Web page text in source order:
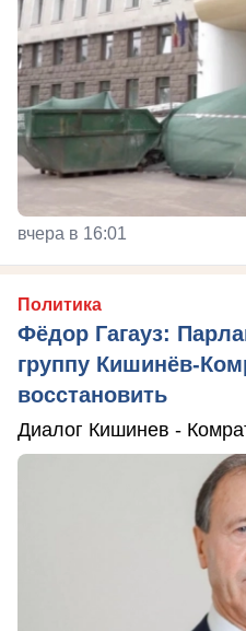
вчера в 16:01
Политика
Фёдор Гагауз:
группу Кишинёв-
восстановить
Диалог Кишинев -